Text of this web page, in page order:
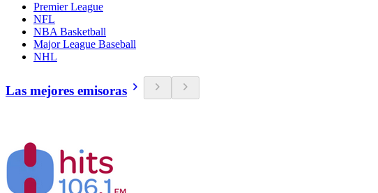
Premier League
NFL
NBA Basketball
Major League Baseball
NHL
Las mejores emisoras